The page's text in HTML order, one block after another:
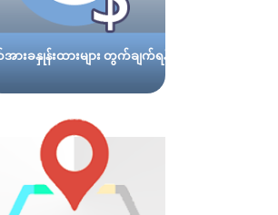
အားခနှုန်းထားများ တွက်ချက်ရန်